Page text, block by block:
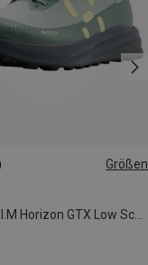
Größen